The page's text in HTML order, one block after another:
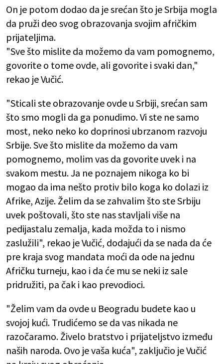
On je potom dodao da je srećan što je Srbija mogla
da pruži deo svog obrazovanja svojim afričkim
prijateljima.
"Sve što mislite da možemo da vam pomognemo,
govorite o tome ovde, ali govorite i svaki dan,"
rekao je Vučić.
"Sticali ste obrazovanje ovde u Srbiji, srećan sam
što smo mogli da ga ponudimo. Vi ste ne samo
most, neko neko ko doprinosi ubrzanom razvoju
Srbije. Sve što mislite da možemo da vam
pomognemo, molim vas da govorite uvek i na
svakom mestu. Ja ne poznajem nikoga ko bi
mogao da ima nešto protiv bilo koga ko dolazi iz
Afrike, Azije. Želim da se zahvalim što ste Srbiju
uvek poštovali, što ste nas stavljali više na
pedijastalu zemalja, kada možda to i nismo
zaslužili", rekao je Vučić, dodajući da se nada da će
pre kraja svog mandata moći da ode na jednu
Afričku turneju, kao i da će mu se neki iz sale
pridružiti, pa čak i kao prevodioci.
"Želim vam da ovde u Beogradu budete kao u
svojoj kući. Trudićemo se da vas nikada ne
razočaramo. Živelo bratstvo i prijateljstvo između
naših naroda. Ovo je vaša kuća", zaključio je Vučić